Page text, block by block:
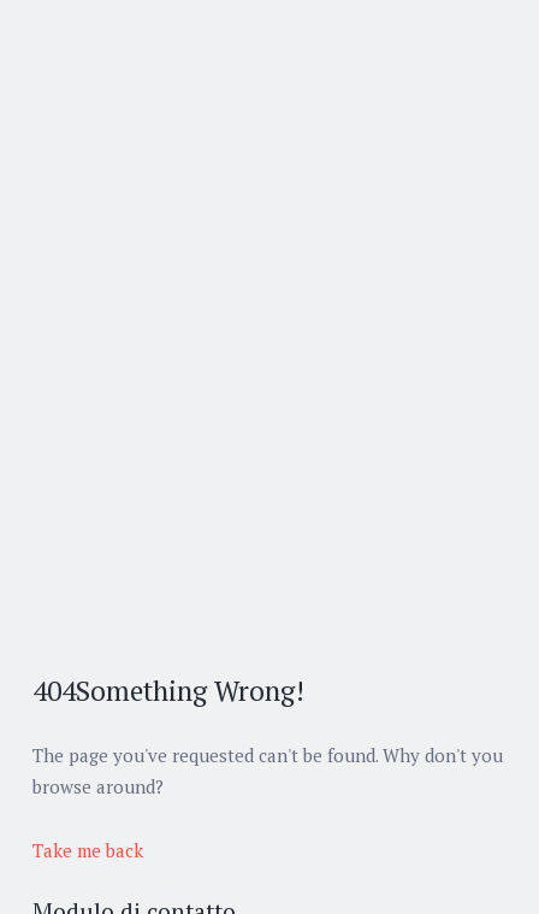
404Something Wrong!
The page you've requested can't be found. Why don't you
browse around?
Take me back